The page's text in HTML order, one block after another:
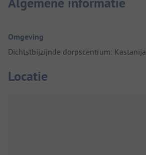
Omgeving
Dichtstbijzijnde dorpscentrum: Kastanija
Locatie